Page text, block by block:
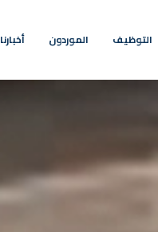
التوظيف الموردون أخبارنا